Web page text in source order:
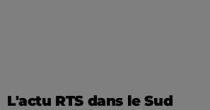
L'actu RTS dans le Sud